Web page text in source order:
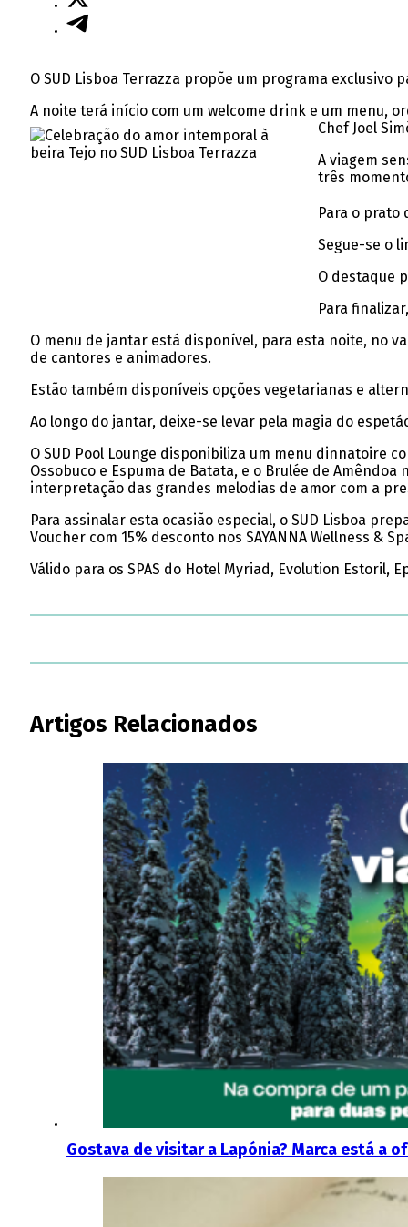
O SUD Lisboa Terrazza propõe um programa
A noite terá início com um welcome drink e um menu,
Chef Joel
A viagem
três
Para o prato
Segue-se o
O destaque
Para
O menu de jantar está disponível, para esta noite, no
de cantores e animadores.
Estão também disponíveis opções vegetarianas e
Ao longo do jantar, deixe-se levar pela magia do
O SUD Pool Lounge disponibiliza um menu dinnatoire
Ossobuco e Espuma de Batata, e o Brulée de
interpretação das grandes melodias de amor com a
Para assinalar esta ocasião especial, o SUD Lisboa
Voucher com 15% desconto nos SAYANNA Wellness &
Válido para os SPAS do Hotel Myriad, Evolution Estoril,
Artigos Relacionados
Gostava de visitar a Lapónia? Marca está a